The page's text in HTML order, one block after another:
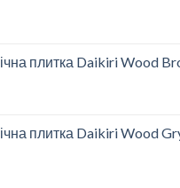
плитка Daikiri Wood
плитка Daikiri Wood